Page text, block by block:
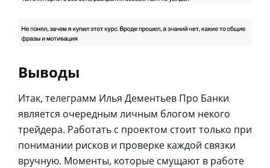
Выводы
Итак, телеграмм Илья Дементьев Про Банки
является очередным личным блогом некого
трейдера. Работать с проектом стоит только при
понимании рисков и проверке каждой связки
вручную. Моменты, которые смущают в работе